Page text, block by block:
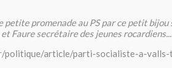
petite promenade au PS par ce petit bijou
Faure secrétaire des jeunes rocardiens...
politique/article/parti-socialiste-a-